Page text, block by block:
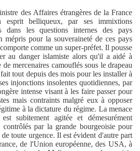
des Affaires étrangères de la France
esprit belliqueux, par ses immixtions
dans les questions internes des pays
mépris pour la souveraineté de ces pays
comme un super-préfet. Il pousse
au danger islamiste alors qu'il a aidé à
mercenaires camouflés sous le drapeau
tout depuis des mois pour les installer à
injonctions insolentes quotidiennes, par
intense visant à les faire passer pour
mais contraints malgré eux à opposer
à la dictature du régime. La menace
subitement agitée et démesurément
contrôlés par la grande bourgeoisie pour
toute urgence. Il est évident d'autre part
de l'Union européenne, des USA, à